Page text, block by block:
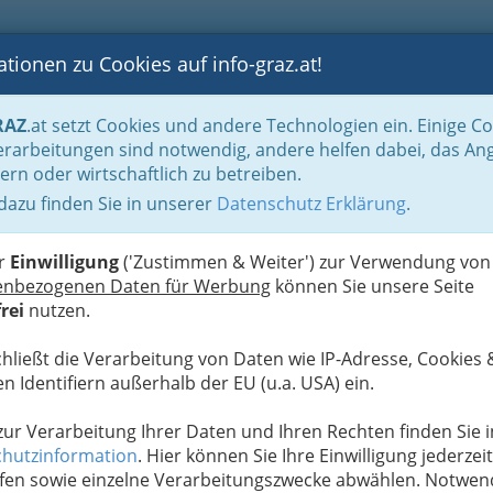
BLOGS FOTOS GASTRONOMIE BRANCHEN
zu Cookies auf info-graz.at!
.at setzt Cookies und andere Technologien ein. Einige
sind notwendig, andere helfen dabei, das
oder wirtschaftlich zu betreiben.
finden Sie in unserer Datenschutz Erklärung.
Einwilligung('Zustimmen & Weiter') zur Verwendung von
Daten für Werbung können Sie unsere Seite
nutzen.
die Verarbeitung von Daten wie IP-Adresse, Cookies
Identifiern außerhalb der EU (u.a. USA) ein.
Verarbeitung Ihrer Daten und Ihren Rechten finden Sie
. Hier können Sie Ihre Einwilligung jederzeit
sowie einzelne Verarbeitungszwecke abwählen.
& Alternatives Psychosomatischen Medizin - Psychosomatik
- Psychosomatik
physiologisch-funktionelle Störungen als
als auch psychische oder physische
behandelt.
(wie z.B. Übergewicht, Rauchen) werden in
wie auch neurotische Störungen usw.
Alle Bezirke